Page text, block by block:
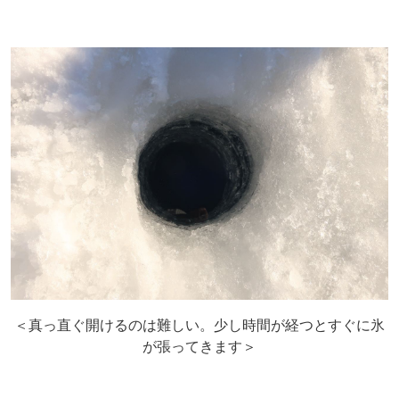
＜真っ直ぐ開けるのは難しい。少し時間が経つとすぐに氷
が張ってきます＞